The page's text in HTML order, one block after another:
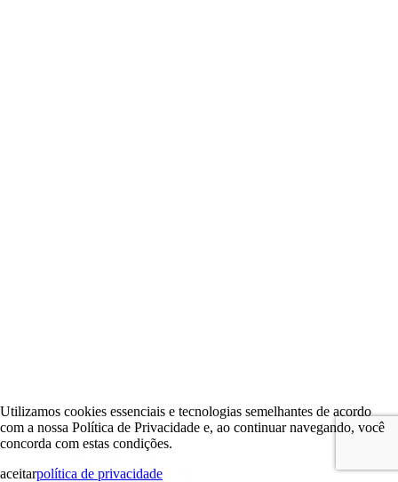
Utilizamos cookies essenciais e tecnologias semelhantes de acordo
com a nossa Política de Privacidade e, ao continuar navegando, você
concorda com estas condições.
aceitarpolítica de privacidade